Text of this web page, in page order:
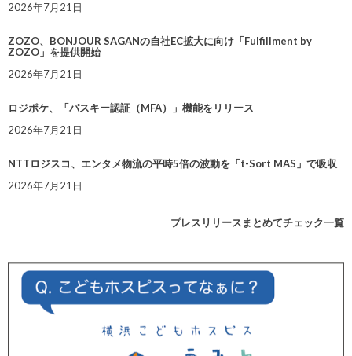
2026年7月21日
ZOZO、BONJOUR SAGANの自社EC拡大に向け「Fulfillment by
ZOZO」を提供開始
2026年7月21日
ロジポケ、「パスキー認証（MFA）」機能をリリース
2026年7月21日
NTTロジスコ、エンタメ物流の平時5倍の波動を「t-Sort MAS」で吸収
2026年7月21日
プレスリリースまとめてチェック一覧